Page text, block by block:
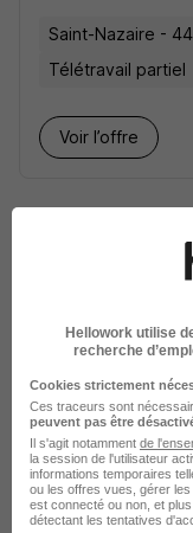
Saint-Nazaire - 44
Télétravail partiel
Voir l’offre
Mécanicien
Saint-Nazaire
Loxam
Saint-Nazaire - 44
Voir l’offre
Hellowork utilise
recherche
Cookies strictement
Ces traceurs sont
peuvent pas être
Il s'agit notamment de
la session de l'utilisateur
informations temporaires
ou les offres vues, gérer
est connecté ou non, et
détectant les tentatives